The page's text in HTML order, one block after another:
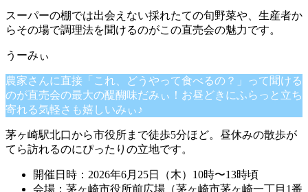
スーパーの棚では出会えない採れたての旬野菜や、生産者か
らその場で調理法を聞けるのがこの直売会の魅力です。
農家さんに直接「これ、どうやって食べるの？」って聞ける
のが直売会の最大の醍醐味だみぃ！お昼どきにふらっと立ち
寄れる気軽さも嬉しいみぃ♪
茅ヶ崎駅北口から市役所まで徒歩5分ほど。昼休みの散歩が
てら訪れるのにぴったりの立地です。
開催日時：2026年6月25日（木）10時〜13時頃
会場：茅ヶ崎市役所前広場（茅ヶ崎市茅ヶ崎一丁目1番